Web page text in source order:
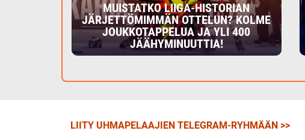
MUISTATKO LIIGA-HISTORIAN
JÄRJETTÖMIMMÄN OTTELUN? KOLME
JOUKKOTAPPELUA JA YLI 400
JÄÄHYMINUUTTIA!
LIITY UHMAPELAAJIEN TELEGRAM-RYHMÄÄN >>